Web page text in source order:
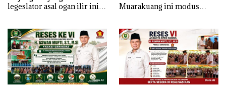
legeslator asal ogan ilir ini
banjir jika musim hujan
Muarakuang ini modus